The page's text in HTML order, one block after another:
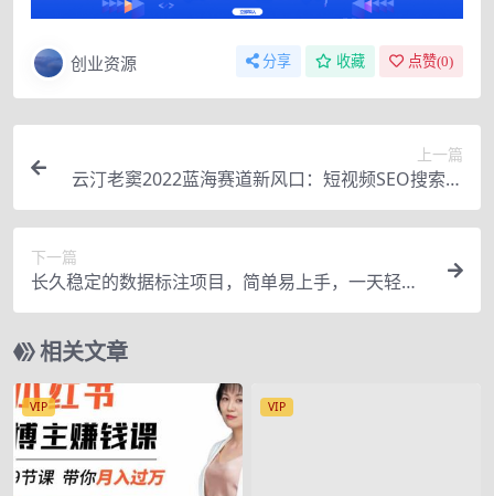
创业资源 分享 收藏 点赞(0)
上一篇
云汀老窦2022蓝海赛道新风口：短视频SEO搜索排
名优化+企业商家号搭建运营实操
下一篇
长久稳定的数据标注项目，简单易上手，一天轻松
撸几十【详细玩法教程】
相关文章
VIP VIP